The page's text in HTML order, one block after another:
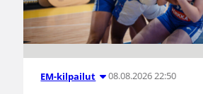
EM-kilpailut 08.08.2026 22:50